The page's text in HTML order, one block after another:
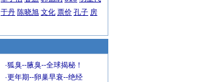
于丹 陈晓旭 文化 票价 孔子 房
·狐臭--腋臭--全球揭秘！
·更年期--卵巢早衰--绝经